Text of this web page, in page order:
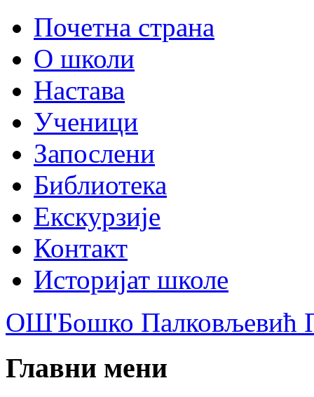
Почетна страна
О школи
Настава
Ученици
Запослени
Библиотека
Екскурзије
Контакт
Историјат школе
ОШ'Бошко Палковљевић
Главни мени